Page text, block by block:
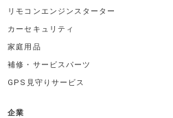
リモコンエンジンスターター
カーセキュリティ
家庭用品
補修・サービスパーツ
GPS見守りサービス
企業